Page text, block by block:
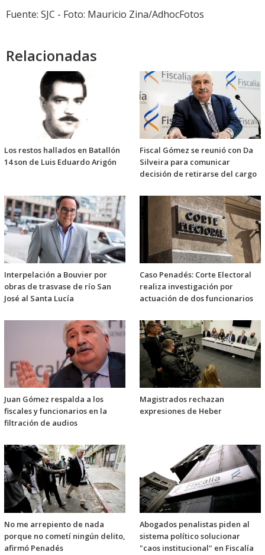
Fuente: SJC - Foto: Mauricio Zina/AdhocFotos
Relacionadas
Los restos hallados en Batallón
14 son de Luis Eduardo Arigón
Fiscal Gómez se reunió con Da
Silveira para comunicar
decisión de retirarse del cargo
Interpelación a Bouvier por
obras de trasvase de río San
José al Santa Lucía
Caso Penadés: Corte Electoral
realiza investigación por
actuación de dos funcionarios
Juan Gómez respalda a los
fiscales y funcionarios en la
filtración de audios
Magistrados rechazan
expresiones de Heber
No me arrepiento de nada
porque no cometí ningún delito,
afirmó Penadés
Abogados penalistas piden al
sistema político solucionar
"caos institucional" en Fiscalía